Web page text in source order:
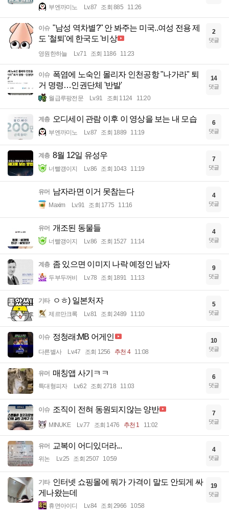
부엔까미노 Lv.87 조회 885 11:26
이슈 "남성 역차별?" 안 봐주는 미국..여성 전용 제
도 '철퇴'에 한국도 '비상
영원한하늘 Lv.71 조회 1186 11:23
2
댓글
이슈 폭염에 노숙인 몰리자 인천공항 "나가라" 퇴
거 명령…인권단체 '반발'
월급루팡전문 Lv.91 조회 1124 11:20
14
댓글
계층 오디세이 관람 이후 이 영상을 보는 내 모습
부엔까미노 Lv.87 조회 1889 11:19
6
댓글
계층 8월 12일 유성우
너빨갱이지 Lv.86 조회 1043 11:19
7
댓글
유머 남자라면 이거 못참는다
Maxim Lv.91 조회 1775 11:16
4
댓글
유머 개조된 동물들
너빨갱이지 Lv.86 조회 1527 11:14
4
댓글
계층 좀 있으면 이미지 나락 예정인 남자
두부두꺼비 Lv.78 조회 1891 11:13
9
댓글
기타 ㅇㅎ) 일본처자
제르만크록 Lv.81 조회 2489 11:10
5
댓글
이슈 정청래:MB 어게인
다른별사 Lv.47 조회 1256 추천 4 11:08
10
댓글
유머 매칭앱 사기ㅋㅋ
특대형피자 Lv.62 조회 2718 11:03
6
댓글
이슈 조직이 전혀 동원되지않는 양반
MINUKE Lv.77 조회 1476 추천 1 11:02
7
댓글
유머 교복이 어디있더라...
위논 Lv.25 조회 2507 10:59
4
댓글
기타 인터넷 쇼핑몰에 뭐가 가격이 말도 안되게 싸
게나왔는데
휴면아이디 Lv.84 조회 2966 10:58
19
댓글